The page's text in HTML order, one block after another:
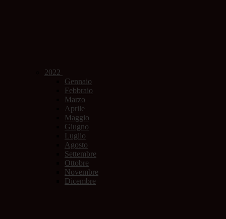
2022
Gennaio
Febbraio
Marzo
Aprile
Maggio
Giugno
Luglio
Agosto
Settembre
Ottobre
Novembre
Dicembre